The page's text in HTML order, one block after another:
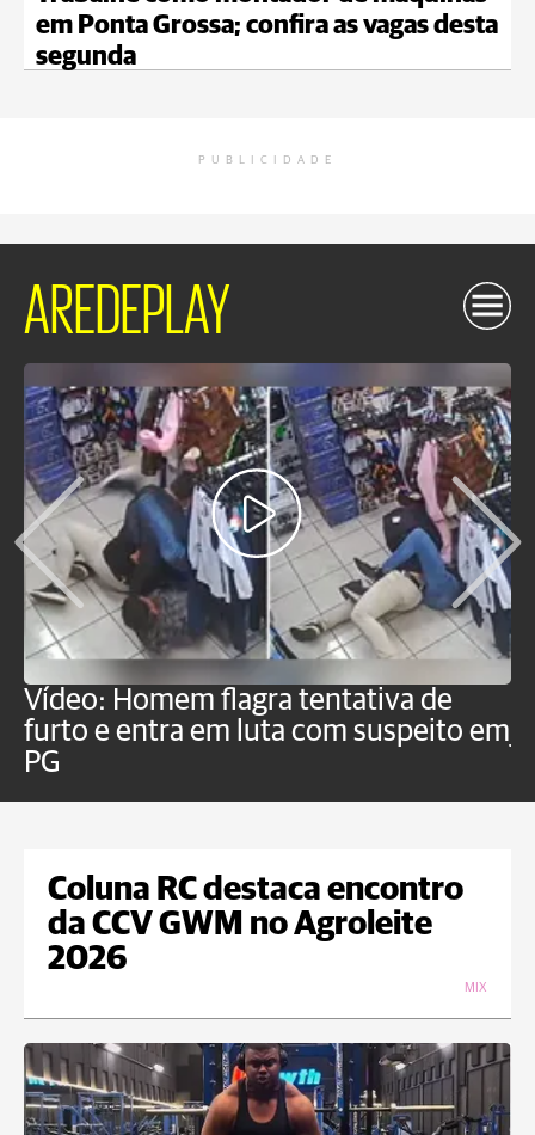
em Ponta Grossa; confira as vagas desta
segunda
PUBLICIDADE
AREDEPLAY
Vídeo: Homem flagra tentativa de
furto e entra em luta com suspeito em
PG
Coluna RC destaca encontro
da CCV GWM no Agroleite
2026
MIX